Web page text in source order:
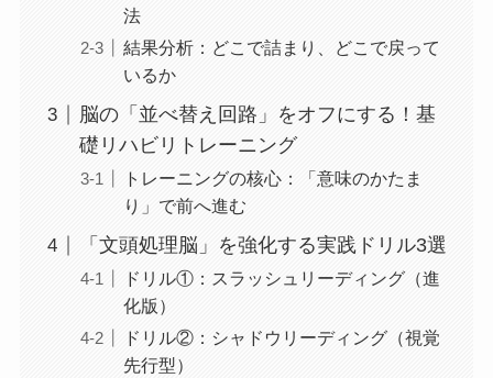
法
結果分析：どこで詰まり、どこで戻って
いるか
脳の「並べ替え回路」をオフにする！基
礎リハビリトレーニング
トレーニングの核心：「意味のかたま
り」で前へ進む
「文頭処理脳」を強化する実践ドリル3選
ドリル①：スラッシュリーディング（進
化版）
ドリル②：シャドウリーディング（視覚
先行型）